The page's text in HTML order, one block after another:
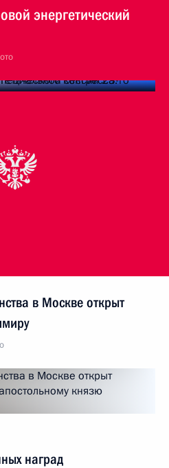
энергетический
в Москве открыт
наград